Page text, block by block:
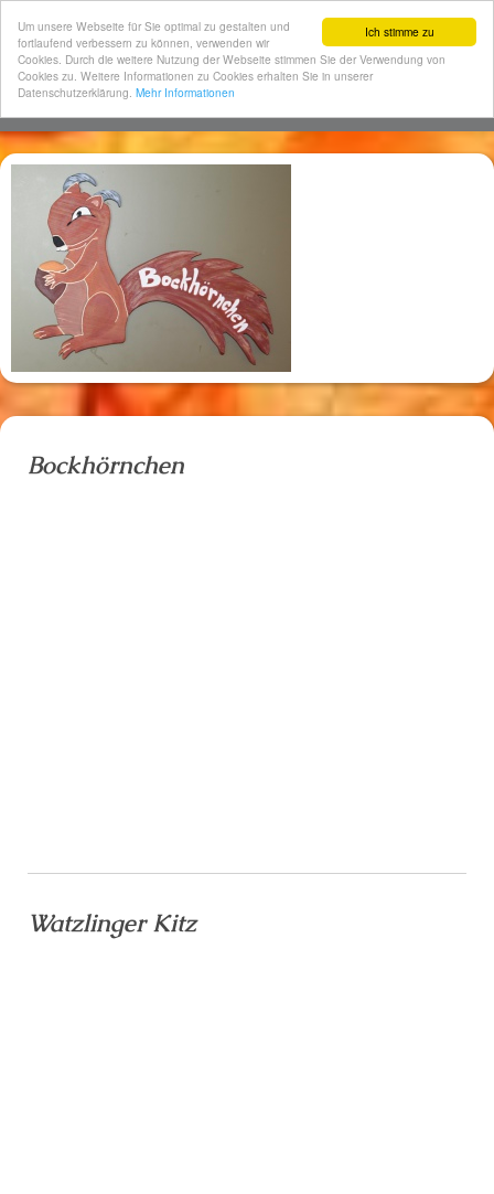
Ich stimme zu
Um unsere Webseite für Sie optimal zu gestalten und
fortlaufend verbessern zu können, verwenden wir
Cookies. Durch die weitere Nutzung der Webseite stimmen Sie der Verwendung von
Cookies zu. Weitere Informationen zu Cookies erhalten Sie in unserer
Datenschutzerklärung. Mehr Informationen
Bockhörnchen
Watzlinger Kitz